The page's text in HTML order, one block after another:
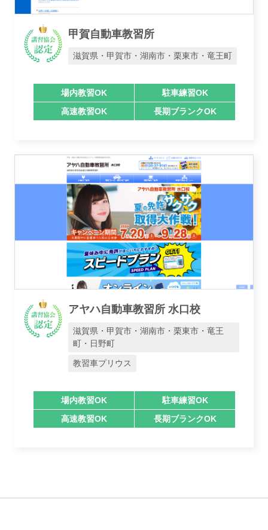
業者様登録はこちら
甲賀自動車教習所
滋賀県・甲賀市・湖南市・栗東市・竜王町
場内教習OK
駐車練習OK
高速教習OK
長期ブランクOK
アヤハ自動車教習所 水口校
滋賀県・甲賀市・湖南市・栗東市・竜王
町・日野町
教習車プリウス
場内教習OK
駐車練習OK
高速教習OK
長期ブランクOK